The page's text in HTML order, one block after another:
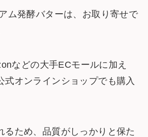
ム発酵バターは、お取り寄せで
などの大手ECモールに加え
式オンラインショップでも購入
るため、品質がしっかりと保た